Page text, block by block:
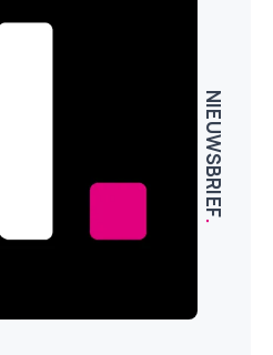
NIEUWSBRIEF
.